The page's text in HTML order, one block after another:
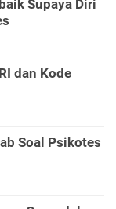
Supaya Diri
dan Kode
Soal Psikotes